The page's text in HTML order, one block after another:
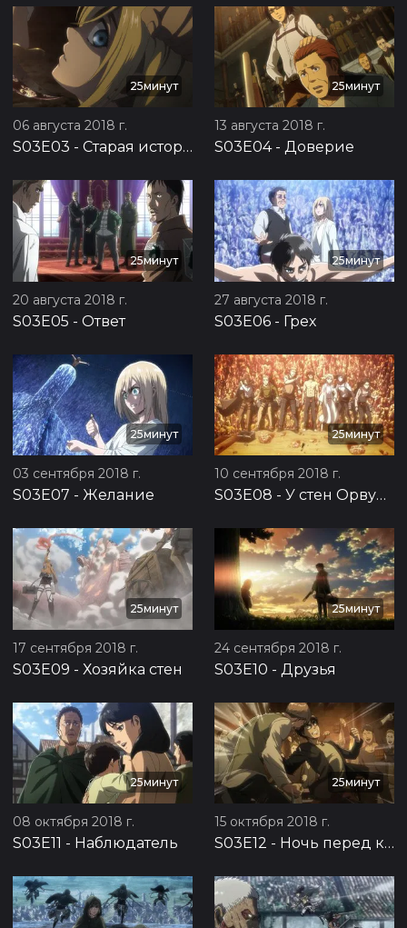
25минут
06 августа 2018 г.
S03E03 - Старая история
25минут
13 августа 2018 г.
S03E04- Доверие
25минут
20 августа 2018 г.
S03E05 - Ответ
25минут
27 августа 2018 г.
S03E06 - Грех
25минут
03 сентября 2018 г.
S03E07 - Желание
25минут
10 сентября 2018 г.
S03E08 - У стен Орвуда
25минут
17 сентября 2018 г.
S03E09 - Хозяйка стен
25минут
24 сентября 2018 г.
S03E10 - Друзья
25минут
08 октября 2018 г.
S03E11 - Наблюдатель
25минут
15 октября 2018 г.
S03E12 - Ночь перед контрнаступлением